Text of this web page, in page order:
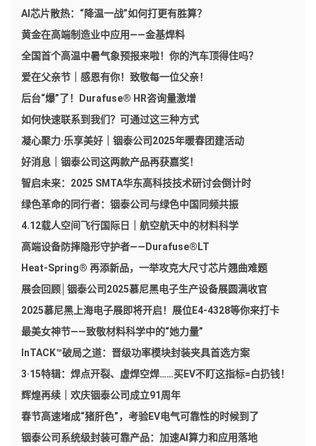
AI芯片散热：“降温一战”如何打更有胜算？
黄金在高端制造业中应用——金基焊料
全国首个高温中暑气象预报来啦！你的汽车顶得住吗？
爱在父亲节｜感恩有你！致敬每一位父亲！
后台“爆”了！Durafuse® HR咨询量激增
如何快速联系到我们？可通过这三种方式
凝心聚力·乐享美好｜铟泰公司2025年暖春团建活动
好消息｜铟泰公司这两款产品再获嘉奖！
智启未来：2025 SMTA华东高科技技术研讨会倒计时
绿色革命的同行者：铟泰公司与绿色中国同频共振
4.12载人空间飞行国际日｜航空航天中的材料科学
高端设备防摔隐形守护者——Durafuse®LT
Heat-Spring® 再添新品，一举攻克大尺寸芯片翘曲难题
展会回顾│铟泰公司2025慕尼黑电子生产设备展圆满收官
2025慕尼黑上海电子展即将开启！展位E4-4328等你来打卡
最美女神节——致敬材料科学中的“她力量”
InTACK™破局之道：晋级功率模块封装夹具首选方案
3·15特辑：焊点开裂、虚焊空焊……买EV不盯这指标=白扔钱！
辉煌再续｜欢庆铟泰公司成立91周年
春节高速堵成“猪肝色”，考验EV电气可靠性的时候到了
铟泰公司系统级封装可靠产品：加速AI算力和应用落地